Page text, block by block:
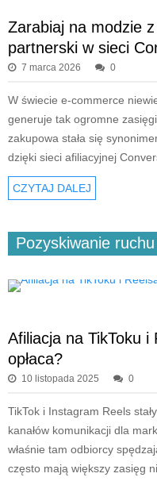
Zarabiaj na modzie
partnerski w sieci
7 marca 2026 0
W świecie e-commerce
generuje tak ogromne
zakupowa stała się
dzięki sieci afiliacyjnej
CZYTAJ DALEJ
Pozyskiwanie ruchu
Afiliacja na TikToku
opłaca?
10 listopada 2025 0
TikTok i Instagram Reels
kanałów komunikacji dla
właśnie tam odbiorcy
często mają większy zasięg